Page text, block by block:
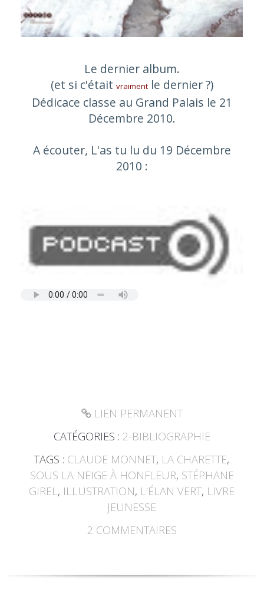
Le dernier album.
(et si c'était vraimentle dernier ?)
Dédicace classe au Grand Palais le 21
Décembre 2010.
A écouter, L'as tu lu du 19 Décembre
2010 :
LIEN PERMANENT
CATÉGORIES : 2-BIBLIOGRAPHIE
TAGS : CLAUDE MONNET, LA CHARETTE,
SOUS LA NEIGE À HONFLEUR, STÉPHANE
GIREL, ILLUSTRATION, L'ÉLAN VERT, LIVRE
JEUNESSE
2 COMMENTAIRES